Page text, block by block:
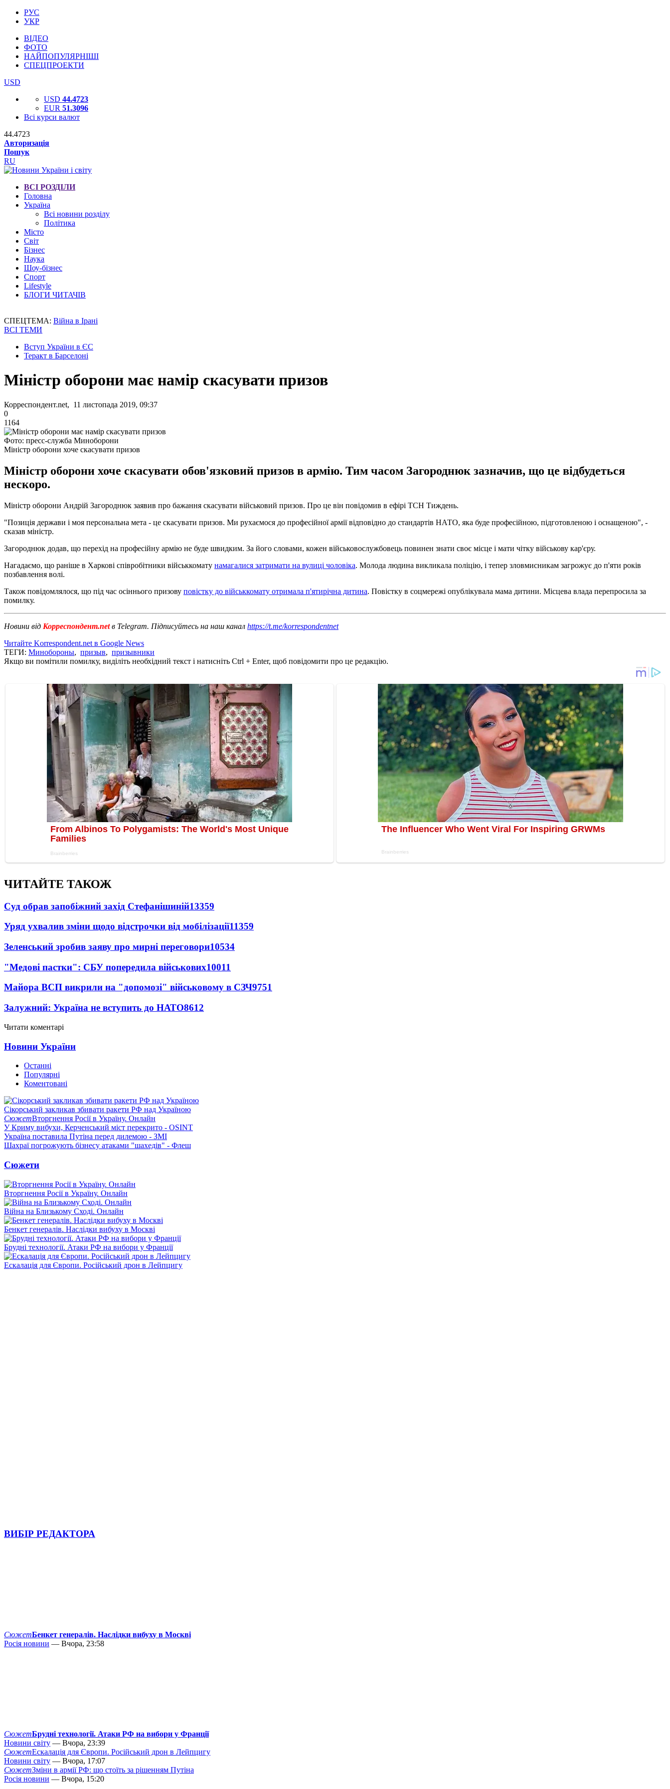
РУС
УКР
ВІДЕО
ФОТО
НАЙПОПУЛЯРНІШІ
СПЕЦПРОЕКТИ
USD
USD 44.4723
EUR 51.3096
Всі курси валют
44.4723
Авторизація
Пошук
RU
ВСІ РОЗДІЛИ
Головна
Україна
Всі новини розділу
Політика
Місто
Світ
Бізнес
Наука
Шоу-бізнес
Спорт
Lifestyle
БЛОГИ ЧИТАЧІВ
СПЕЦТЕМА: Війна в Ірані
ВСІ ТЕМИ
Вступ України в ЄС
Теракт в Барселоні
Міністр оборони має намір скасувати призов
Корреспондент.net, 11 листопада 2019, 09:37
0
1164
Фото: пресс-служба Миноборони
Міністр оборони хоче скасувати призов
Міністр оборони хоче скасувати обов'язковий призов в армію. Тим часом Загороднюк зазначив, що це відбудеться
нескоро.
Міністр оборони Андрій Загороднюк заявив про бажання скасувати військовий призов. Про це він повідомив в ефірі ТСН Тиждень.
"Позиція держави і моя персональна мета - це скасувати призов. Ми рухаємося до професійної армії відповідно до стандартів НАТО, яка буде професійною, підготовленою і оснащеною", -
сказав міністр.
Загороднюк додав, що перехід на професійну армію не буде швидким. За його словами, кожен військовослужбовець повинен знати своє місце і мати чітку військову кар'єру.
Нагадаємо, що раніше в Харкові співробітники військкомату намагалися затримати на вулиці чоловіка. Молода людина викликала поліцію, і тепер зловмисникам загрожує до п'яти років
позбавлення волі.
Також повідомлялося, що під час осіннього призову повістку до військкомату отримала п'ятирічна дитина. Повістку в соцмережі опублікувала мама дитини. Місцева влада перепросила за
помилку.
Новини від Корреспондент.netв Telegram. Підписуйтесь на наш канал https://t.me/korrespondentnet
Читайте Korrespondent.net в Google News
ТЕГИ: Минобороны, призыв, призывники
Якщо ви помітили помилку, виділіть необхідний текст і натисніть Ctrl + Enter, щоб повідомити про це редакцію.
ЧИТАЙТЕ ТАКОЖ
Суд обрав запобіжний захід Стефанішиній13359
Уряд ухвалив зміни щодо відстрочки від мобілізації11359
Зеленський зробив заяву про мирні переговори10534
"Медові пастки": СБУ попередила військових10011
Майора ВСП викрили на "допомозі" військовому в СЗЧ9751
Залужний: Україна не вступить до НАТО8612
Читати коментарі
Новини України
Останні
Популярні
Коментовані
Сікорський закликав збивати ракети РФ над Україною
СюжетВторгнення Росії в Україну. Онлайн
У Криму вибухи, Керченський міст перекрито - OSINT
Україна поставила Путіна перед дилемою - ЗМІ
Шахраї погрожують бізнесу атаками "шахедів" - Флеш
Сюжети
Вторгнення Росії в Україну. Онлайн
Війна на Близькому Сході. Онлайн
Бенкет генералів. Наслідки вибуху в Москві
Брудні технології. Атаки РФ на вибори у Франції
Ескалація для Європи. Російський дрон в Лейпцигу
ВИБІР РЕДАКТОРА
СюжетБенкет генералів. Наслідки вибуху в Москві
Росія новини — Вчора, 23:58
СюжетБрудні технології. Атаки РФ на вибори у Франції
Новини світу — Вчора, 23:39
СюжетЕскалація для Європи. Російський дрон в Лейпцигу
Новини світу — Вчора, 17:07
СюжетЗміни в армії РФ: що стоїть за рішенням Путіна
Росія новини — Вчора, 15:20